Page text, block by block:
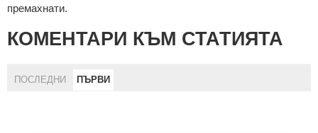
премахнати.
КОМЕНТАРИ КЪМ СТАТИЯТА
ПОСЛЕДНИ ПЪРВИ